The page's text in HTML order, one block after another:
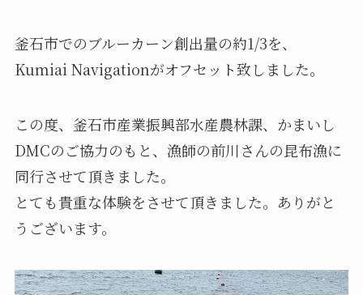
釜石市でのブルーカーン創出量の約1/3を、
Kumiai Navigationがオフセット致しました。
この度、釜石市産業振興部水産農林課、かまいし
DMCのご協力のもと、漁師の前川さんの昆布漁に
同行させて頂きました。
とても貴重な体験をさせて頂きました。ありがと
うございます。